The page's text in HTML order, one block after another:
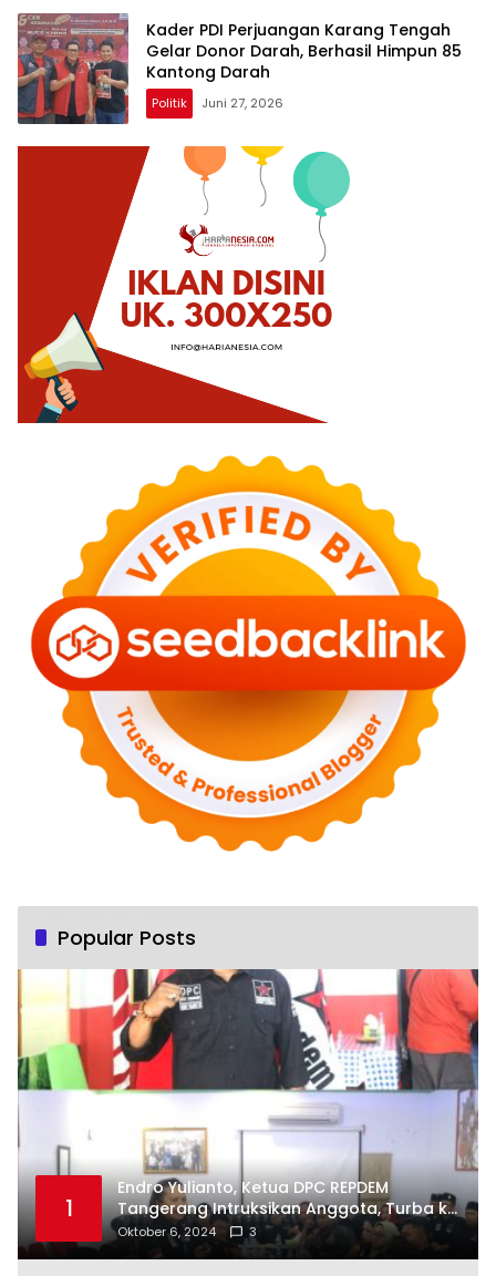
Kader PDI Perjuangan Karang Tengah
Gelar Donor Darah, Berhasil Himpun 85
Kantong Darah
Politik Juni 27, 2026
Popular Posts
1
Endro Yulianto, Ketua DPC REPDEM
Tangerang Intruksikan Anggota, Turba ke
Masyarakat Dan Jalani Apa Yang di
Putuskan RAKERCABSUS
Oktober 6, 2024 3